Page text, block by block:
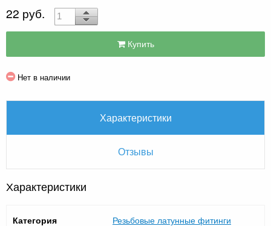
22 руб.
Купить
Нет в наличии
Характеристики
Отзывы
Характеристики
Категория Резьбовые латунные фитинги